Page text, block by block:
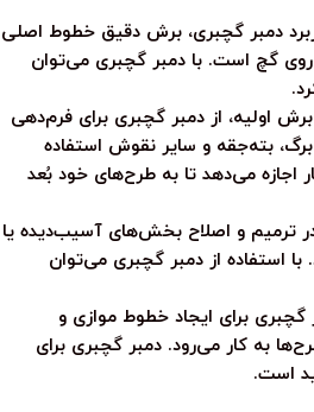
دمبر گچبری، برش دقیق خطوط اصلی
گچ است. با دمبر گچبری می‌توان
اولیه، از دمبر گچبری برای فرم‌دهی
بته‌جقه و سایر نقوش استفاده
اجازه می‌دهد تا به طرح‌های خود بُعد
ترمیم و اصلاح بخش‌های آسیب‌دیده یا
استفاده از دمبر گچبری می‌توان
گچبری برای ایجاد خطوط موازی و
به کار می‌رود. دمبر گچبری برای
است.